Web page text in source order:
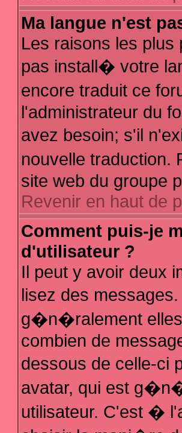
Ma langue n'est
Les raisons les plus
pas install� votre
encore traduit ce
l'administrateur du
avez besoin; s'il
nouvelle
site web du groupe
Revenir en haut de
Comment puis-je
d'utilisateur ?
Il peut y avoir deux
lisez des
g�n�ralement elles
combien de
dessous de celle-ci
avatar, qui est
utilisateur. C'est �